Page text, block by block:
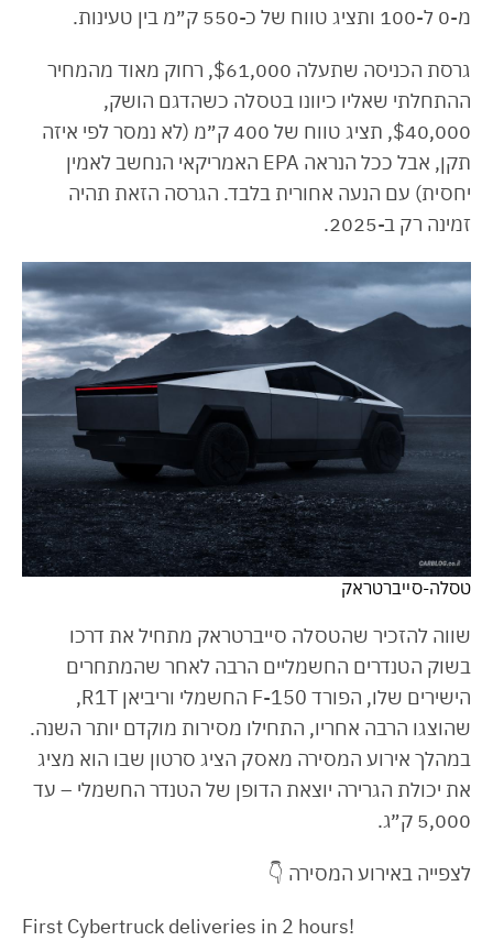
מ-0 ל-100 ותציג טווח של כ-550 ק״מ בין טעינות.
גרסת הכניסה שתעלה $61,000, רחוק מאוד מהמחיר
ההתחלתי שאליו כיוונו בטסלה כשהדגם הושק,
$40,000, תציג טווח של 400 ק״מ (לא נמסר לפי איזה
תקן, אבל ככל הנראה EPA האמריקאי הנחשב לאמין
יחסית) עם הנעה אחורית בלבד. הגרסה הזאת תהיה
זמינה רק ב-2025.
טסלה-סייברטראק
שווה להזכיר שהטסלה סייברטראק מתחיל את דרכו
בשוק הטנדרים החשמליים הרבה לאחר שהמתחרים
הישירים שלו, הפורד F-150 החשמלי וריביאן R1T,
שהוצגו הרבה אחריו, התחילו מסירות מוקדם יותר השנה.
במהלך אירוע המסירה מאסק הציג סרטון שבו הוא מציג
את יכולת הגרירה יוצאת הדופן של הטנדר החשמלי – עד
5,000 ק״ג.
לצפייה באירוע המסירה 👇
First Cybertruck deliveries in 2 hours!